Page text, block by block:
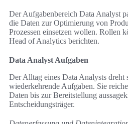
Der Aufgabenbereich Data Analyst
die Daten zur Optimierung von
Prozessen einsetzen wollen. Rollen
Head of Analytics berichten.
Data Analyst Aufgaben
Der Alltag eines Data Analysts dreht
wiederkehrende Aufgaben. Sie
Daten bis zur Bereitstellung
Entscheidungsträger.